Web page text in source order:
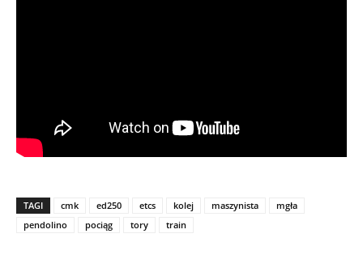
TAGI cmk ed250 etcs kolej maszynista
mgła
pendolino
pociąg tory train